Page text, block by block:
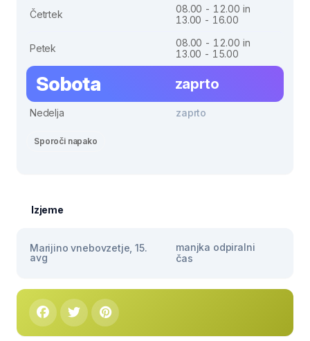
Četrtek
08.00 - 12.00 in
13.00 - 16.00
Petek
08.00 - 12.00 in
13.00 - 15.00
Sobota zaprto
Nedelja zaprto
Sporoči napako
Izjeme
Marijino vnebovzetje, 15.
avg
manjka odpiralni
čas